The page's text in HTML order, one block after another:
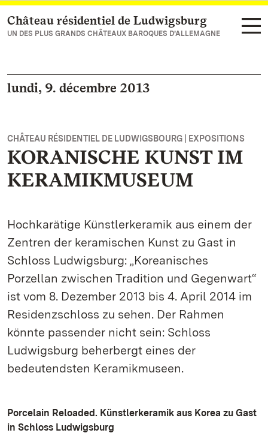
Vers la page d’accueil
Château résidentiel de Ludwigsburg
UN DES PLUS GRANDS CHÂTEAUX BAROQUES D’ALLEMAGNE
lundi, 9. décembre 2013
CHÂTEAU RÉSIDENTIEL DE LUDWIGSBOURG | EXPOSITIONS
KORANISCHE KUNST IM
KERAMIKMUSEUM
Hochkarätige Künstlerkeramik aus einem der
Zentren der keramischen Kunst zu Gast in
Schloss Ludwigsburg: „Koreanisches
Porzellan zwischen Tradition und Gegenwart“
ist vom 8. Dezember 2013 bis 4. April 2014 im
Residenzschloss zu sehen. Der Rahmen
könnte passender nicht sein: Schloss
Ludwigsburg beherbergt eines der
bedeutendsten Keramikmuseen.
Porcelain Reloaded. Künstlerkeramik aus Korea zu Gast
in Schloss Ludwigsburg